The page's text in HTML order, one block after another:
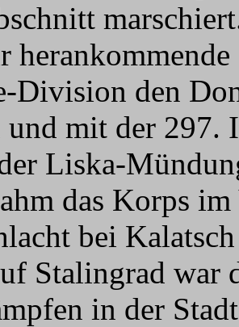
Division den
und mit der
Liska-
das Korps
bei
Stalingrad war
in der